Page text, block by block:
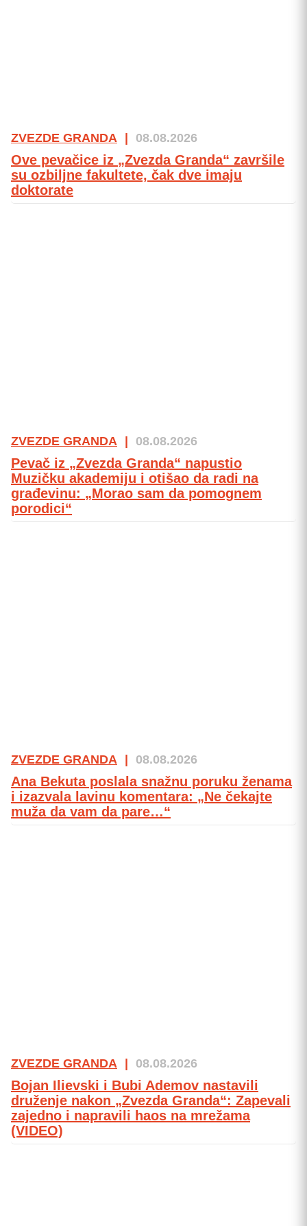
ZVEZDE GRANDA | 08.08.2026
Ove pevačice iz „Zvezda Granda“ završile
su ozbiljne fakultete, čak dve imaju
doktorate
ZVEZDE GRANDA 08.08.2026
Pevač iz „Zvezda Granda“ napustio
Muzičku akademiju i otišao da radi na
građevinu: „Morao sam da pomognem
porodici“
ZVEZDE GRANDA 08.08.2026
Ana Bekuta poslala snažnu poruku ženama
i izazvala lavinu komentara: „Ne čekajte
muža da vam da pare…“
ZVEZDE GRANDA | 08.08.2026
Bojan Ilievski i Bubi Ademov nastavili
druženje nakon „Zvezda Granda“: Zapevali
zajedno i napravili haos na mrežama
(VIDEO)